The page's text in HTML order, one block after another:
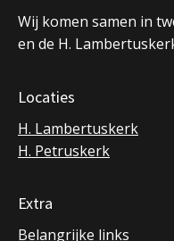
Wij komen samen in
en de H.
Locaties
H. Lambertuskerk
H. Petruskerk
Extra
Belangrijke links